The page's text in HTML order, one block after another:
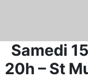
Samedi
20h – St